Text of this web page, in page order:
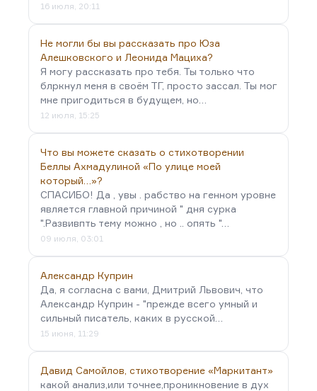
16 июля, 20:11
Не могли бы вы рассказать про Юза
Алешковского и Леонида Мациха?
Я могу рассказать про тебя. Ты только что
блркнул меня в своём ТГ, просто зассал. Ты мог
мне пригодиться в будущем, но…
12 июля, 15:25
Что вы можете сказать о стихотворении
Беллы Ахмадулиной «По улице моей
который…»?
СПАСИБО! Да , увы . рабство на генном уровне
является главной причиной " дня сурка
".Развивпть тему можно , но .. опять "…
09 июля, 03:01
Александр Куприн
Да, я согласна с вами, Дмитрий Львович, что
Александр Куприн - "прежде всего умный и
сильный писатель, каких в русской…
15 июня, 11:29
Давид Самойлов, стихотворение «Маркитант»
какой анализ,или точнее,проникновение в дух